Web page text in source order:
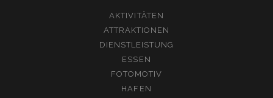
AKTIVITÄTEN
ATTRAKTIONEN
DIENSTLEISTUNG
ESSEN
FOTOMOTIV
HAFEN